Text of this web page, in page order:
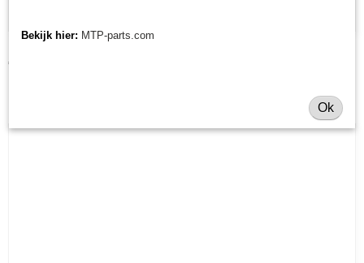
€ 163,60
Bekijk hier: MTP-parts.com
Ok